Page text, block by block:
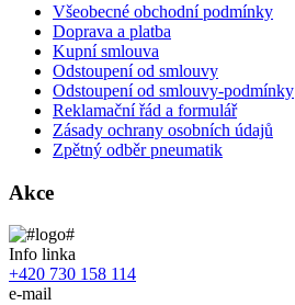
Všeobecné obchodní podmínky
Doprava a platba
Kupní smlouva
Odstoupení od smlouvy
Odstoupení od smlouvy-podmínky
Reklamační řád a formulář
Zásady ochrany osobních údajů
Zpětný odběr pneumatik
Akce
Info linka
+420 730 158 114
e-mail